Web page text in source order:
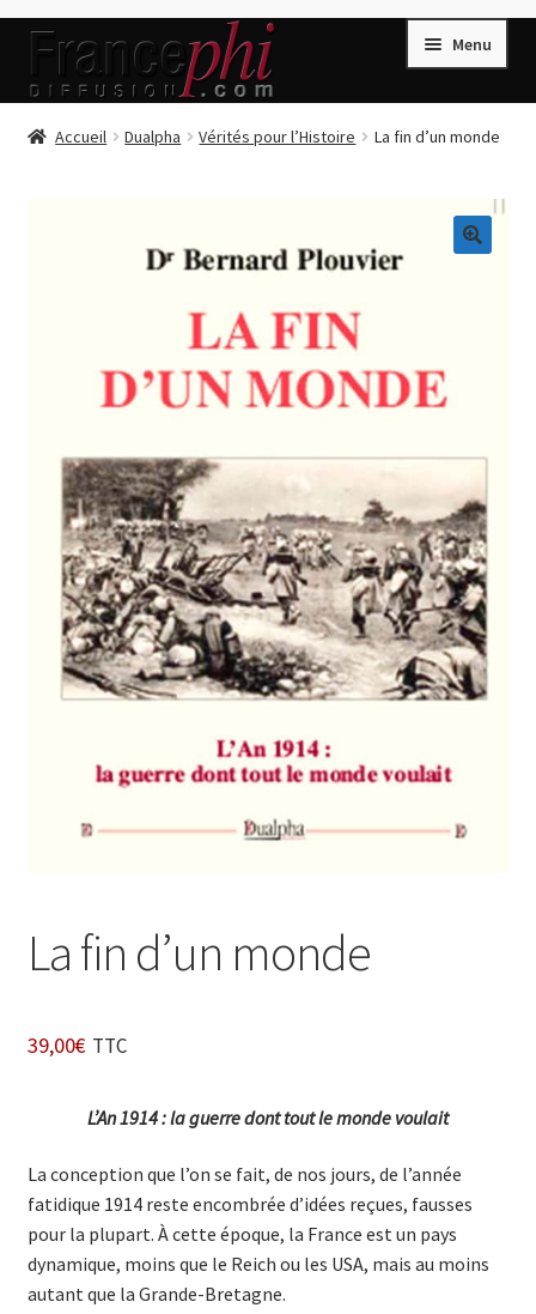
Aller
la
Aller
contenu
Menu
Accueil
Enregistrement
Livres de Peter Randa
Livres de Philippe Randa
Login Customizer
Newsletter
Nous Contacter
Panier
Politique de confidentialité et cookies
Qui sommes-nous ?
Soutien à Philippe Randa
Accueil Dualpha Vérités pour l’Histoire La fin d’un monde
La fin d’un monde
39,00€ TTC
L’An 1914 : la guerre dont tout le monde voulait
La conception que l’on se fait, de nos jours, de l’année
fatidique 1914 reste encombrée d’idées reçues, fausses
pour la plupart. À cette époque, la France est un pays
dynamique, moins que le Reich ou les USA, mais au moins
autant que la Grande-Bretagne.